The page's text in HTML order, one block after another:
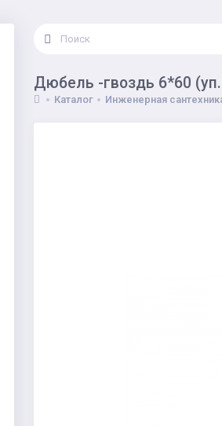
Дюбель -гвоздь 6*60
Каталог Инженерная